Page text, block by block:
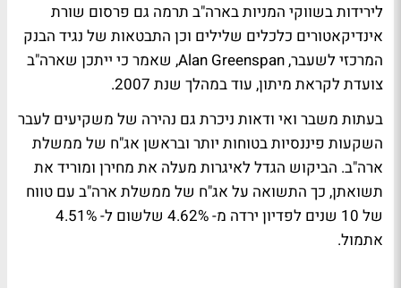
לירידות בשווקי המניות בארה"ב תרמה גם פרסום שורת
אינדיקאטורים כלכלים שלילים וכן התבטאות של נגיד הבנק
המרכזי לשעבר, Alan Greenspan, שאמר כי ייתכן שארה"ב
צועדת לקראת מיתון, עוד במהלך שנת 2007.
בעתות משבר ואי ודאות ניכרת גם נהירה של משקיעים לעבר
השקעות פיננסיות בטוחות יותר ובראשן אג"ח של ממשלת
ארה"ב. הביקוש הגדל לאיגרות מעלה את מחירן ומוריד את
תשואתן, כך התשואה על אג"ח של ממשלת ארה"ב עם טווח
של 10 שנים לפדיון ירדה מ- 4.62% שלשום ל- 4.51%
אתמול.